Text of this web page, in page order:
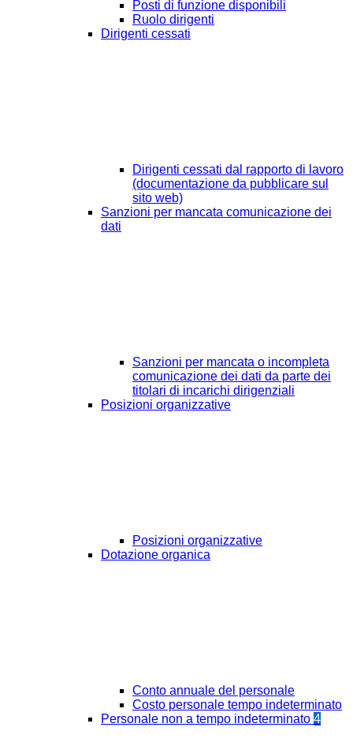
Posti di funzione disponibili
Ruolo dirigenti
Dirigenti cessati
Dirigenti cessati dal rapporto di lavoro
(documentazione da pubblicare sul
sito web)
Sanzioni per mancata comunicazione dei
dati
Sanzioni per mancata o incompleta
comunicazione dei dati da parte dei
titolari di incarichi dirigenziali
Posizioni organizzative
Posizioni organizzative
Dotazione organica
Conto annuale del personale
Costo personale tempo indeterminato
Personale non a tempo indeterminato 4